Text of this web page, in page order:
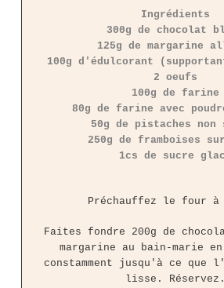
Ingrédients
300g de chocolat
125g de margarine
100g d'édulcorant
2 oeufs
100g de farine
80g de farine avec
50g de pistaches non
250g de framboises
1cs de sucre
Préchauffez le four à
Faites fondre 200g de
margarine au bain-marie en
constamment jusqu'à ce que
lisse. Réservez.